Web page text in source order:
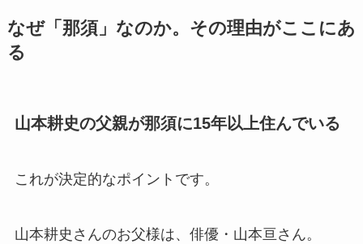
なぜ「那須」なのか。その理由がここにあ
る
山本耕史の父親が那須に15年以上住んでいる
これが決定的なポイントです。
山本耕史さんのお父様は、俳優・山本亘さん。